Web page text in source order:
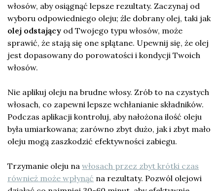
włosów, aby osiągnąć lepsze rezultaty. Zaczynaj od
wyboru odpowiedniego oleju; źle dobrany olej, taki jak
olej odstający od Twojego typu włosów, może
sprawić, że stają się one splątane. Upewnij się, że olej
jest dopasowany do porowatości i kondycji Twoich
włosów.
Nie aplikuj oleju na brudne włosy. Zrób to na czystych
włosach, co zapewni lepsze wchłanianie składników.
Podczas aplikacji kontroluj, aby nałożona ilość oleju
była umiarkowana; zarówno zbyt dużo, jak i zbyt mało
oleju mogą zaszkodzić efektywności zabiegu.
Trzymanie oleju na włosach przez zbyt krótki czas
również może wpłynąć na rezultaty. Pozwól olejowi